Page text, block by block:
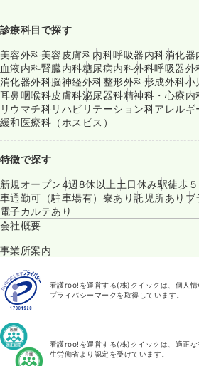
診療科目で探す
美容外科美容皮膚科内科呼吸器内科消化器
血液内科腎臓内科糖尿病内科外科呼吸器外
消化器外科脳神経外科整形外科形成外科小
耳鼻咽喉科皮膚科泌尿器科精神科・心療内
リウマチ科リハビリテーション科アレルギ
緩和医療科（ホスピス）
特徴で探す
新規オープン4週8休以上 土日休み駅徒歩
車通勤可（駐車場有） 寮あり託児所あり ブ
電子カルテあり
会社概要
事業所案内
看護roo!を運営する(株)クイックは、個人
プライバシーマークを取得しています。
看護roo!を運営する(株)クイックは、適正
生労働省より認定を受けています。